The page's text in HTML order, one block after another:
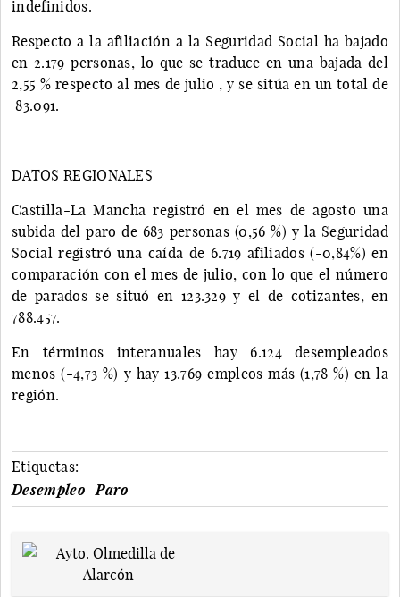
indefinidos.
Respecto a la afiliación a la Seguridad Social ha bajado
en 2.179 personas, lo que se traduce en una bajada del
2,55 % respecto al mes de julio , y se sitúa en un total de
83.091.
DATOS REGIONALES
Castilla-La Mancha registró en el mes de agosto una
subida del paro de 683 personas (0,56 %) y la Seguridad
Social registró una caída de 6.719 afiliados (-0,84%) en
comparación con el mes de julio, con lo que el número
de parados se situó en 123.329 y el de cotizantes, en
788.457.
En términos interanuales hay 6.124 desempleados
menos (-4,73 %) y hay 13.769 empleos más (1,78 %) en la
región.
Etiquetas:
Desempleo
Paro